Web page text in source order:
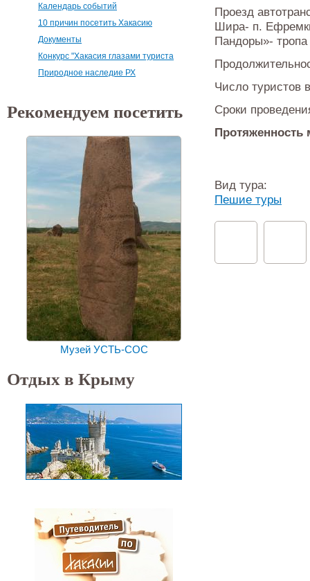
Календарь событий
10 причин посетить Хакасию
Документы
Конкурс "Хакасия глазами туриста
Природное наследие РХ
Рекомендуем посетить
Музей УСТЬ-СОС
Отдых в Крыму
Проезд
Шира- п.
Пандоры»-
Число туристов
Сроки
Протяженность
Вид тура:
Пешие туры